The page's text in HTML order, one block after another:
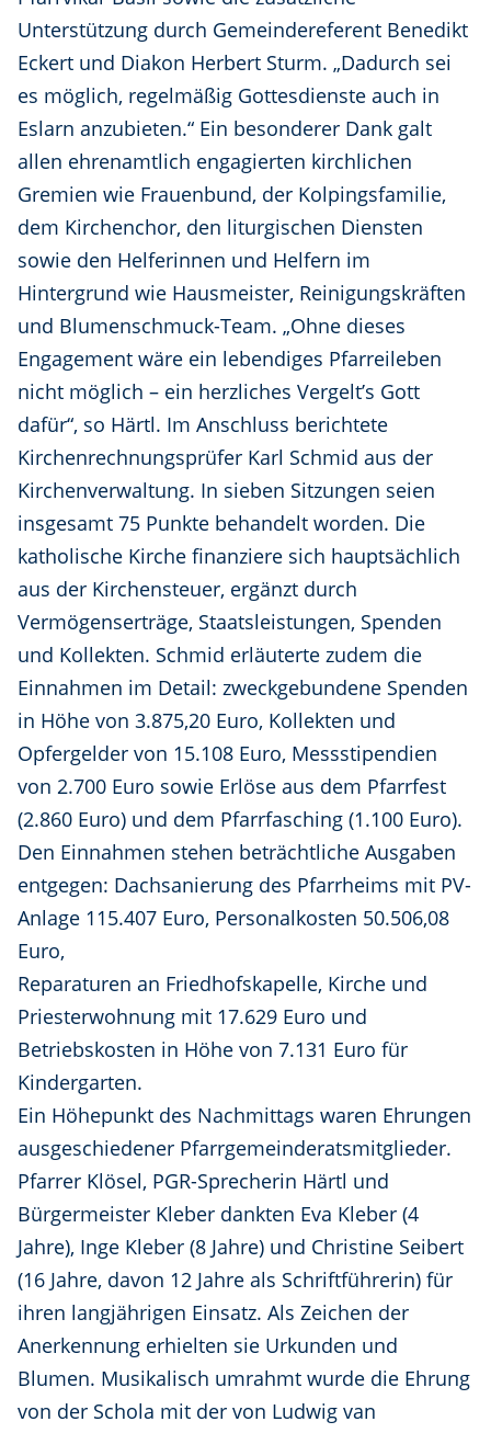
Unterstützung durch Gemeindereferent Benedikt
Eckert und Diakon Herbert Sturm. „Dadurch sei
es möglich, regelmäßig Gottesdienste auch in
Eslarn anzubieten.“ Ein besonderer Dank galt
allen ehrenamtlich engagierten kirchlichen
Gremien wie Frauenbund, der Kolpingsfamilie,
dem Kirchenchor, den liturgischen Diensten
sowie den Helferinnen und Helfern im
Hintergrund wie Hausmeister, Reinigungskräften
und Blumenschmuck-Team. „Ohne dieses
Engagement wäre ein lebendiges Pfarreileben
nicht möglich – ein herzliches Vergelt’s Gott
dafür“, so Härtl. Im Anschluss berichtete
Kirchenrechnungsprüfer Karl Schmid aus der
Kirchenverwaltung. In sieben Sitzungen seien
insgesamt 75 Punkte behandelt worden. Die
katholische Kirche finanziere sich hauptsächlich
aus der Kirchensteuer, ergänzt durch
Vermögenserträge, Staatsleistungen, Spenden
und Kollekten. Schmid erläuterte zudem die
Einnahmen im Detail: zweckgebundene Spenden
in Höhe von 3.875,20 Euro, Kollekten und
Opfergelder von 15.108 Euro, Messstipendien
von 2.700 Euro sowie Erlöse aus dem Pfarrfest
(2.860 Euro) und dem Pfarrfasching (1.100 Euro).
Den Einnahmen stehen beträchtliche Ausgaben
entgegen: Dachsanierung des Pfarrheims mit PV-
Anlage 115.407 Euro, Personalkosten 50.506,08
Euro,
Reparaturen an Friedhofskapelle, Kirche und
Priesterwohnung mit 17.629 Euro und
Betriebskosten in Höhe von 7.131 Euro für
Kindergarten.
Ein Höhepunkt des Nachmittags waren Ehrungen
ausgeschiedener Pfarrgemeinderatsmitglieder.
Pfarrer Klösel, PGR-Sprecherin Härtl und
Bürgermeister Kleber dankten Eva Kleber (4
Jahre), Inge Kleber (8 Jahre) und Christine Seibert
(16 Jahre, davon 12 Jahre als Schriftführerin) für
ihren langjährigen Einsatz. Als Zeichen der
Anerkennung erhielten sie Urkunden und
Blumen. Musikalisch umrahmt wurde die Ehrung
von der Schola mit der von Ludwig van